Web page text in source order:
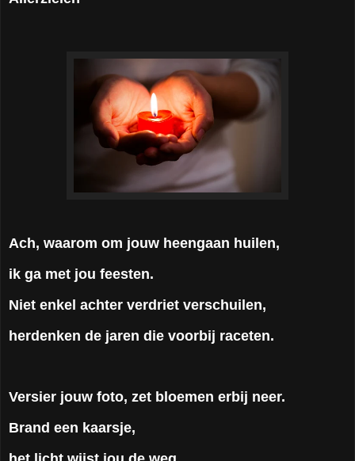
Ach, waarom om jouw heengaan huilen,
ik ga met jou feesten.
Niet enkel achter verdriet verschuilen,
herdenken de jaren die voorbij raceten.
Versier jouw foto, zet bloemen erbij neer.
Brand een kaarsje,